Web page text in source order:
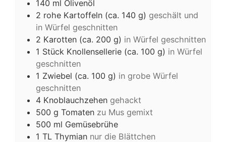
140 ml Olivenöl
2 rohe Kartoffeln (ca. 140 g) geschält und
in Würfel geschnitten
2 Karotten (ca. 200 g) in Würfel geschnitten
1 Stück Knollensellerie (ca. 100 g) in Würfel
geschnitten
1 Zwiebel (ca. 100 g) in grobe Würfel
geschnitten
4 Knoblauchzehen gehackt
500 g Tomaten zu Mus gemixt
500 ml Gemüsebrühe
1 TL Thymian nur die Blättchen